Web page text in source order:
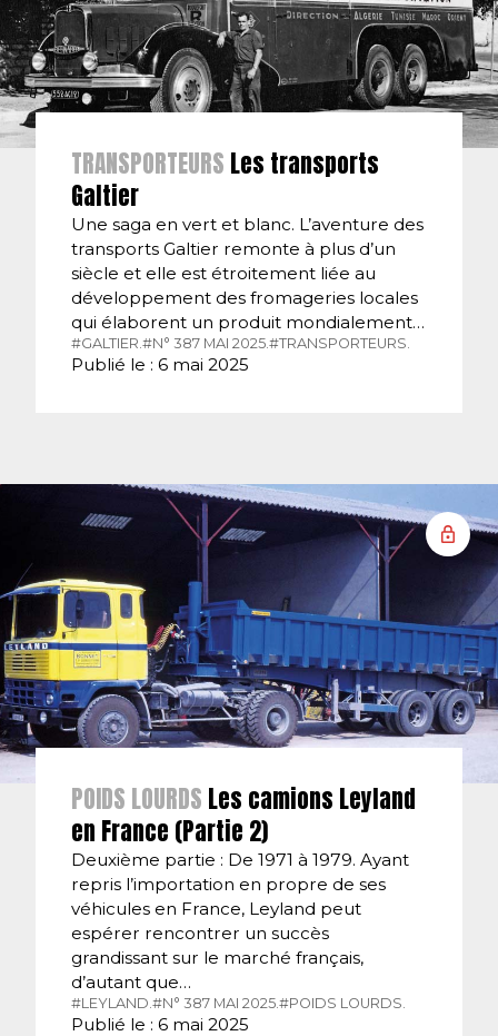
TRANSPORTEURS Les transports
Galtier
Une saga en vert et blanc. L’aventure des
transports Galtier remonte à plus d’un
siècle et elle est étroitement liée au
développement des fromageries locales
qui élaborent un produit mondialement…
#GALTIER.#N° 387 MAI 2025.#TRANSPORTEURS.
Publié le : 6 mai 2025
POIDS LOURDS Les camions Leyland
en France (Partie 2)
Deuxième partie : De 1971 à 1979. Ayant
repris l’importation en propre de ses
véhicules en France, Leyland peut
espérer rencontrer un succès
grandissant sur le marché français,
d’autant que…
#LEYLAND. #N° 387 MAI 2025. #POIDS LOURDS.
Publié le : 6 mai 2025